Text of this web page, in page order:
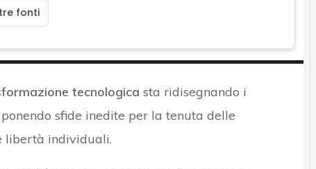
fonti
tecnologica sta ridisegnando i
sfide inedite per la tenuta delle
libertà individuali.